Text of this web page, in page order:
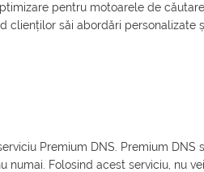
pentru motoarele de
clienților săi abordări personalizate
Premium DNS. Premium DNS
Folosind acest serviciu, nu